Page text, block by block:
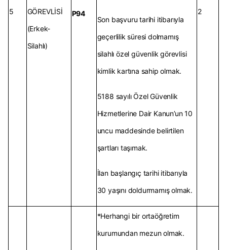
5
GÖREVLİSİ
(Erkek-
Silahlı)
P94
Son başvuru tarihi itibarıyla
geçerlilik süresi dolmamış
silahlı özel güvenlik görevlisi
kimlik kartına sahip olmak.
5188 sayılı Özel Güvenlik
Hizmetlerine Dair Kanun’un 10
uncu maddesinde belirtilen
şartları taşımak.
İlan başlangıç tarihi itibarıyla
30 yaşını doldurmamış olmak.
2
*Herhangi bir ortaöğretim
kurumundan mezun olmak.